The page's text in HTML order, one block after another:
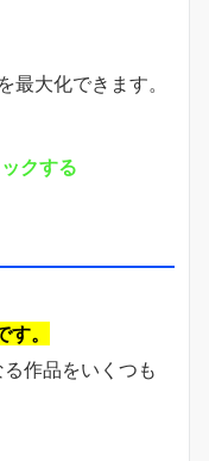
最大化できます。
クする
。
作品をいくつも